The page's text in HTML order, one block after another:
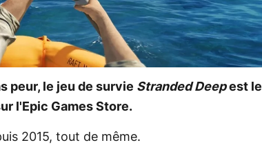
peur, le jeu de survie Stranded Deepest le
l'Epic Games Store.
2015, tout de même.